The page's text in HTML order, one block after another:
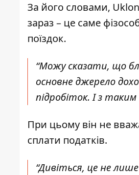
За його словами,
зараз – це саме
поїздок.
“Можу сказати, що
основне джерело
підробіток. І з
При цьому він не
сплати податків.
“Дивіться, це не